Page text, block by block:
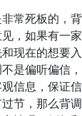
常死板的，
，如果有一
现在的想要
是偏听偏信
信息，保证
节，那么背